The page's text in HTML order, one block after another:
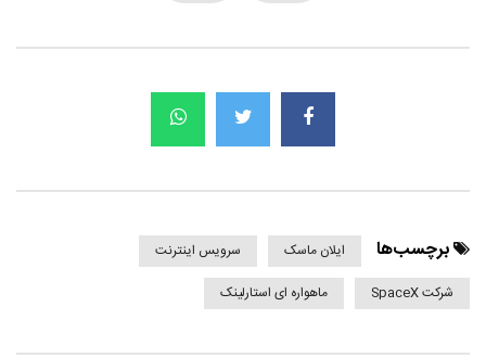
برچسب‌ها ایلان ماسک
سرویس اینترنت
شرکت SpaceX
ماهواره ای استارلینک